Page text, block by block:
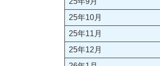
25年10月
25年11月
25年12月